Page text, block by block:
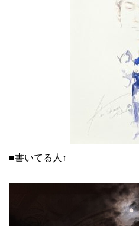
■書いてる人↑